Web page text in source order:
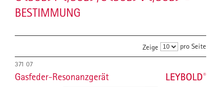
BESTIMMUNG
Zeige pro Seite
371 07
Gasfeder-Resonanzgerät